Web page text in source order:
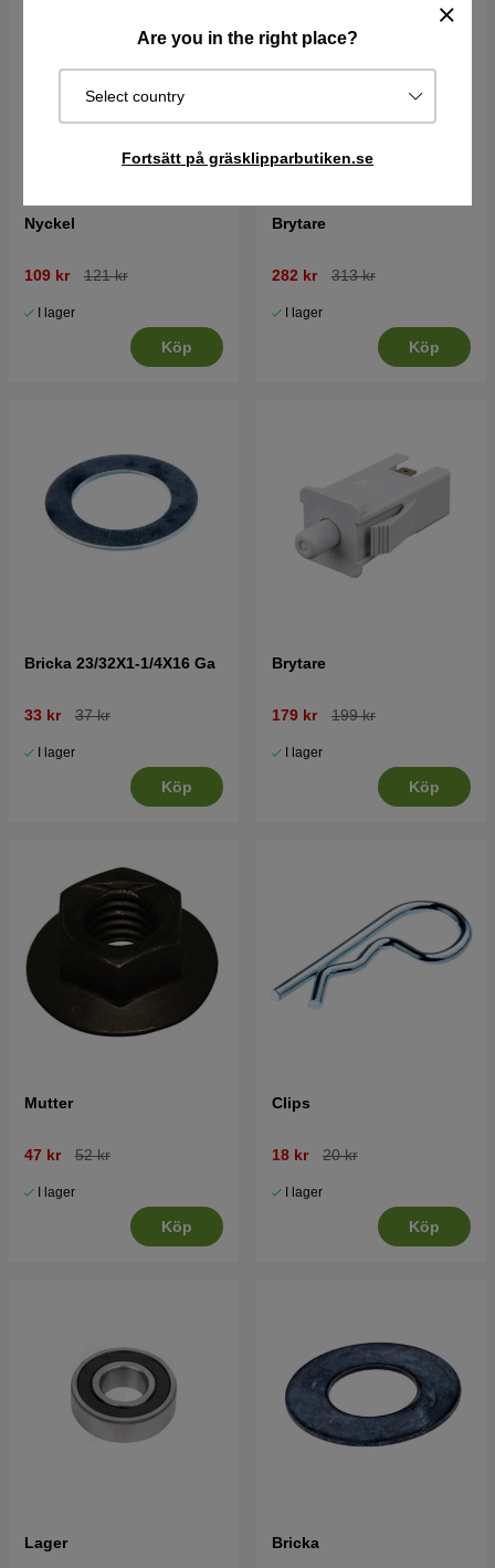
Are you in the right place?
Select country
Fortsätt på gräsklipparbutiken.se
Nyckel
109 kr 121 kr
I lager
Köp
Brytare
282 kr 313 kr
I lager
Köp
Bricka 23/32X1-1/4X16 Ga
33 kr 37 kr
I lager
Köp
Brytare
179 kr 199 kr
I lager
Köp
Mutter
47 kr 52 kr
I lager
Köp
Clips
18 kr 20 kr
I lager
Köp
Lager Bricka